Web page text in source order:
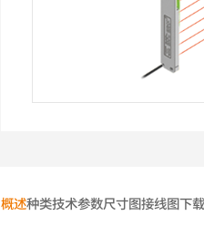
概述种类技术参数尺寸图接线图下载